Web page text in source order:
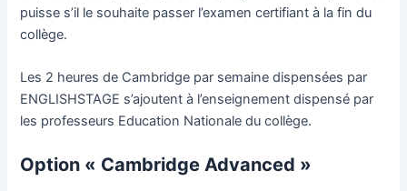
puisse s’il le souhaite passer l’examen certifiant à la fin du
collège.
Les 2 heures de Cambridge par semaine dispensées par
ENGLISHSTAGE s’ajoutent à l’enseignement dispensé par
les professeurs Education Nationale du collège.
Option « Cambridge Advanced »